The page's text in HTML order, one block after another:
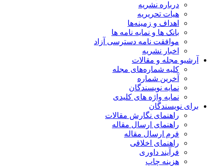
درباره نشریه
هیات تحریریه
اهداف و زمینه‌ها
بانک ها و نمایه نامه ها
موافقت نامه دسترسی آزاد
اخبار نشریه
آرشیو مجله و مقالات
کلیه شماره‌های مجله
آخرین شماره
نمایه نویسندگان
نمایه واژه های کلیدی
برای نویسندگان
راهنمای نگارش مقالات
راهنمای ارسال مقاله
فرم ارسال مقاله
راهنمای اخلاقی
فرآیند داوری
هزینه چاپ